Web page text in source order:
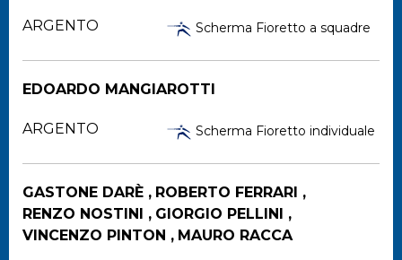
ARGENTO Scherma Fioretto a squadre
EDOARDO MANGIAROTTI
ARGENTO Scherma Fioretto individuale
GASTONE DARÈ ,
ROBERTO FERRARI ,
RENZO NOSTINI ,
GIORGIO PELLINI ,
VINCENZO PINTON , MAURO RACCA